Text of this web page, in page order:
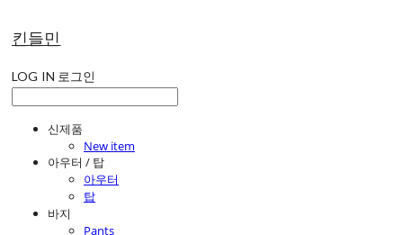
킨들민
LOG IN 로그인
신제품
New item
아우터 / 탑
아우터
탑
바지
Pants